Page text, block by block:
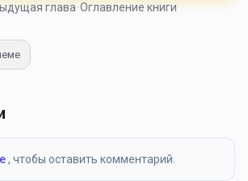
глава Оглавление книги
, чтобы оставить комментарий.